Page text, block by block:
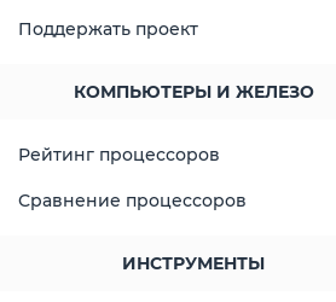
Поддержать проект
КОМПЬЮТЕРЫ И ЖЕЛЕЗО
Рейтинг процессоров
Сравнение процессоров
ИНСТРУМЕНТЫ